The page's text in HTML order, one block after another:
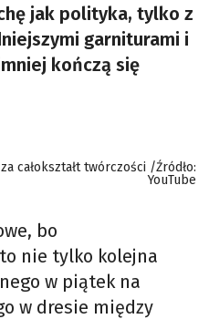
jak polityka, tylko z
garniturami i
kończą się
całokształt twórczości /Źródło:
YouTube
bo
nie tylko kolejna
w piątek na
w dresie między